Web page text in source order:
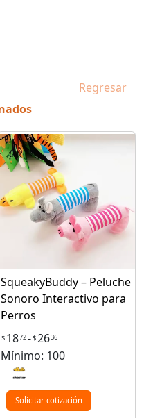
Regresar
SqueakyBuddy – Peluche
Sonoro Interactivo para
Perros
$ 1872-$2636
Mínimo: 100
Solicitar cotización